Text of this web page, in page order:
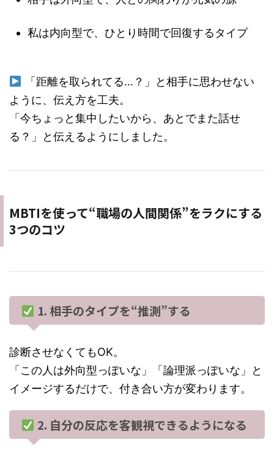
私は内向型で、ひとり時間で回復するタイプ
「距離を取られてる…？」と相手に思わせない
ように、伝え方を工夫。
「今ちょっと集中したいから、あとでまた話せ
る？」と伝えるようにしました。
MBTIを使って“職場の人間関係”をラクにする
3つのコツ
1. 相手のタイプを“推測”する
診断させなくてもOK。
「この人は外向型っぽいな」「論理派っぽいな」と
イメージするだけで、付き合い方が変わります。
2. 自分の反応を客観視できるようになる